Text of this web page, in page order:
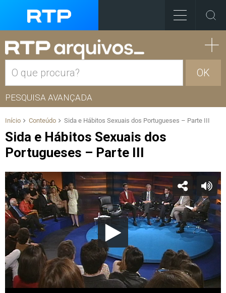
OK
PESQUISA AVANÇADA
Início Conteúdo Sida e Hábitos Sexuais dos Portugueses – Parte III
Sida e Hábitos Sexuais dos
Portugueses – Parte III